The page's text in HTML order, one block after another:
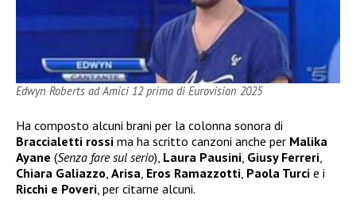
Edwyn Roberts ad Amici 12 prima di Eurovision 2025
Ha composto alcuni brani per la colonna sonora di
Braccialetti rossi ma ha scritto canzoni anche per Malika
Ayane (Senza fare sul serio), Laura Pausini Giusy Ferreri
Chiara Galiazzo Arisa Eros Ramazzotti Paola Turci e i
Ricchi e Poveri , per citarne alcuni.